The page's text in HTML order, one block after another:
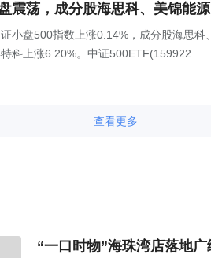
震荡，成分股海思科、美锦能
小盘500指数上涨0.14%，成分股海思
科上涨6.20%。中证500ETF(159922
查看更多
“一口时物”海珠湾店落地